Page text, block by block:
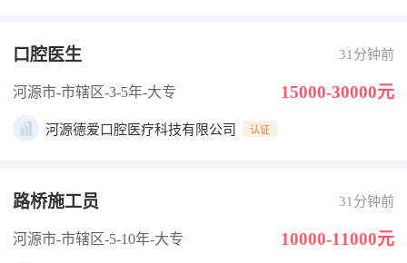
口腔医生 31分钟前
河源市-市辖区-3-5年-大专 15000-30000元
河源德爱口腔医疗科技有限公司 认证
路桥施工员 31分钟前
河源市-市辖区-5-10年-大专 10000-11000元